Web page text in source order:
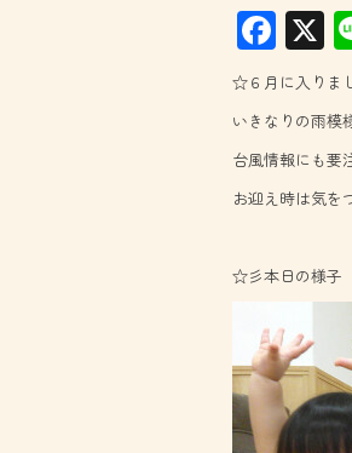
F
ac
e
b
o
ok
X
☆６月に入りま
いきなりの雨模
台風情報にも要
お迎え時は気を
☆彡本日の様子